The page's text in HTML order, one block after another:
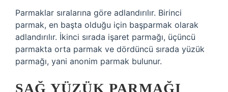
Parmaklar sıralarına göre adlandırılır. Birinci
parmak, en başta olduğu için başparmak olarak
adlandırılır. İkinci sırada işaret parmağı, üçüncü
parmakta orta parmak ve dördüncü sırada yüzük
parmağı, yani anonim parmak bulunur.
SAĞ YÜZÜK PARMAĞI